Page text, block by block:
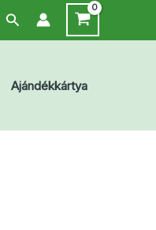
Search
Ajándékkártya